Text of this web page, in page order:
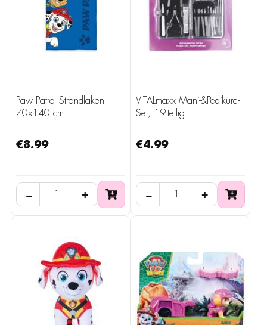
Paw Patrol Strandlaken
70x140 cm
€8.99
− +
VITALmaxx Mani-&Pediküre-
Set, 19-teilig
€4.99
− +